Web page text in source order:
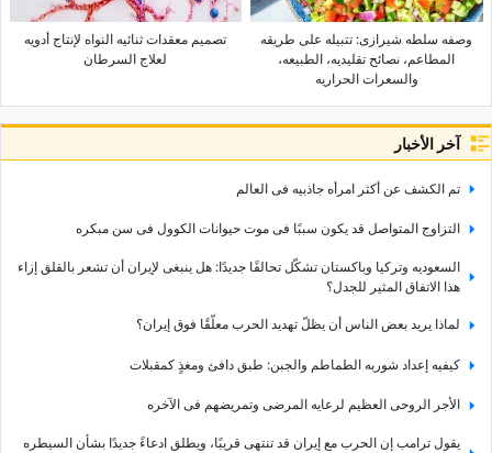
وصفه سلطه شیرازی: تتبیله على طریقه
المطاعم، نصائح تقلیدیه، الطبیعه،
والسعرات الحراریه
تصمیم معقدات ثنائیه النواه لإنتاج أدویه
لعلاج السرطان
آخر الأخبار
تم الکشف عن أکثر امرأه جاذبیه فی العالم
التزاوج المتواصل قد یکون سببًا فی موت حیوانات الکوول فی سن مبکره
السعودیه وترکیا وباکستان تشکّل تحالفًا جدیدًا: هل ینبغی لإیران أن تشعر بالقلق إزاء
هذا الاتفاق المثیر للجدل؟
لماذا یرید بعض الناس أن یظلّ تهدید الحرب معلّقًا فوق إیران؟
کیفیه إعداد شوربه الطماطم والجبن: طبق دافئ ومغذٍ کمقبلات
الأجر الروحی العظیم لرعایه المرضى وتمریضهم فی الآخره
یقول ترامب إن الحرب مع إیران قد تنتهی قریبًا، ویطلق ادعاءً جدیدًا بشأن السیطره